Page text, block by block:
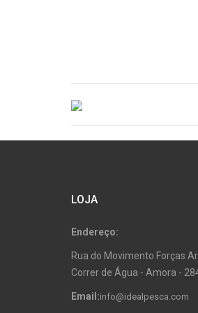
LOJA
Endereço:
Rua do Movimento Forças
Correr de Água - Amora -
Email:info@idealpesca.com